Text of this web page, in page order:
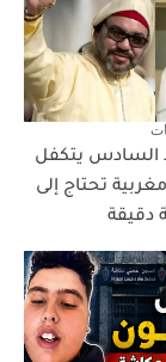
السادس يتكفل
تحتاج إلى
دقيقة